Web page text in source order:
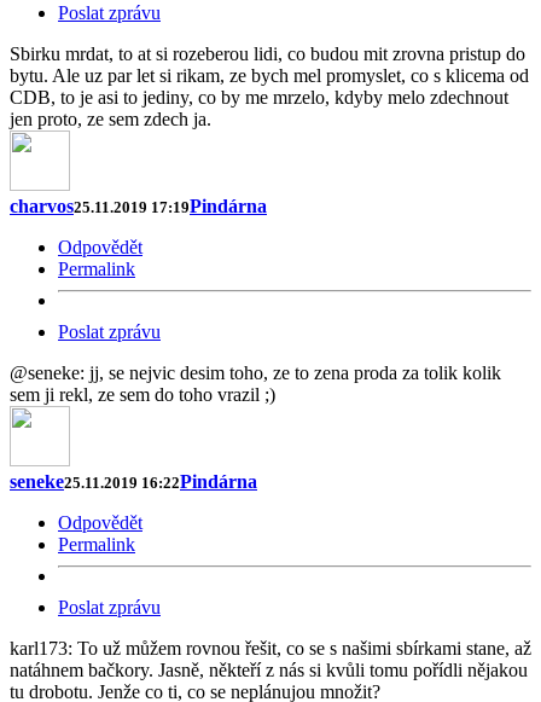
Poslat zprávu
Sbirku mrdat, to at si rozeberou lidi, co budou mit zrovna pristup do
bytu. Ale uz par let si rikam, ze bych mel promyslet, co s klicema od
CDB, to je asi to jediny, co by me mrzelo, kdyby melo zdechnout
jen proto, ze sem zdech ja.
charvos25.11.2019 17:19Pindárna
Odpovědět
Permalink
Poslat zprávu
@seneke: jj, se nejvic desim toho, ze to zena proda za tolik kolik
sem ji rekl, ze sem do toho vrazil ;)
seneke25.11.2019 16:22Pindárna
Odpovědět
Permalink
Poslat zprávu
karl173: To už můžem rovnou řešit, co se s našimi sbírkami stane, až
natáhnem bačkory. Jasně, někteří z nás si kvůli tomu pořídli nějakou
tu drobotu. Jenže co ti, co se neplánujou množit?